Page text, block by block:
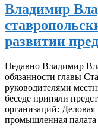
Владимир
развитии
Недавно Владимир
обязанности главы
руководителями
беседе приняли
организаций:
промышленная